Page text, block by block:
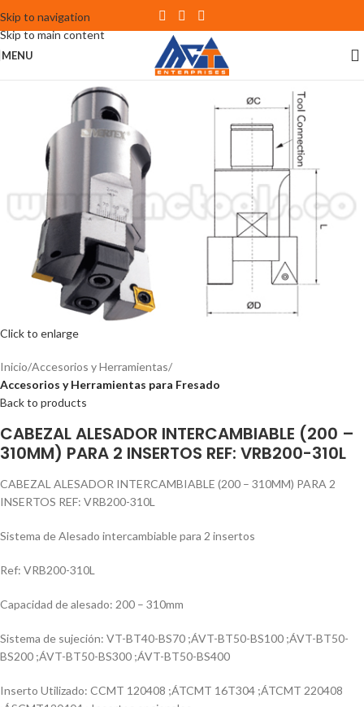
Skip to navigation
Skip to main content
MENU
Click to enlarge
Inicio Accesorios y Herramientas
Accesorios y Herramientas para Fresado
Back to products
CABEZAL ALESADOR INTERCAMBIABLE (200 –
310MM) PARA 2 INSERTOS REF: VRB200-310L
CABEZAL ALESADOR INTERCAMBIABLE (200 – 310MM) PARA 2
INSERTOS REF: VRB200-310L
Sistema de Alesado intercambiable para 2 insertos
Ref: VRB200-310L
Capacidad de alesado: 200 – 310mm
Sistema de sujeción: VT-BT40-BS70 ;ÁVT-BT50-BS100 ;ÁVT-BT50-
BS200 ;ÁVT-BT50-BS300 ;ÁVT-BT50-BS400
Inserto Utilizado: CCMT 120408 ;ÁTCMT 16T304 ;ÁTCMT 220408